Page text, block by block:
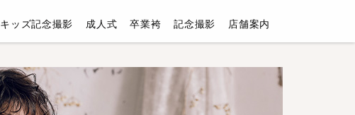
店舗案内
記念撮影
卒業袴
成人式
キッズ記念撮影